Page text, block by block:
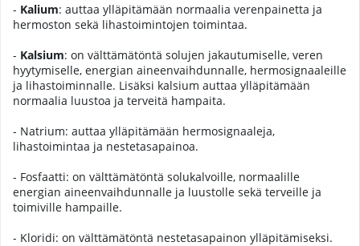
- Kalium: auttaa ylläpitämään normaalia verenpainetta ja
hermoston sekä lihastoimintojen toimintaa.
- Kalsium: on välttämätöntä solujen jakautumiselle, veren
hyytymiselle, energian aineenvaihdunnalle, hermosignaaleille
ja lihastoiminnalle. Lisäksi kalsium auttaa ylläpitämään
normaalia luustoa ja terveitä hampaita.
- Natrium: auttaa ylläpitämään hermosignaaleja,
lihastoimintaa ja nestetasapainoa.
- Fosfaatti: on välttämätöntä solukalvoille, normaalille
energian aineenvaihdunnalle ja luustolle sekä terveille ja
toimiville hampaille.
- Kloridi: on välttämätöntä nestetasapainon ylläpitämiseksi.